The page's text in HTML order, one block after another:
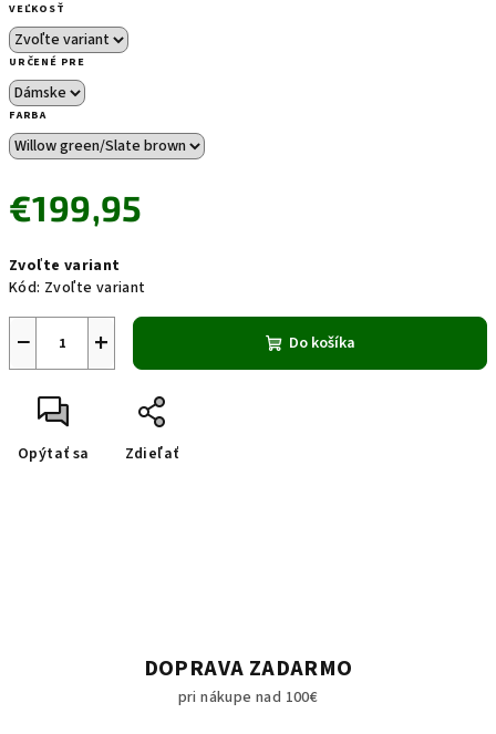
VEĽKOSŤ
URČENÉ PRE
FARBA
€199,95
cena:
Zvoľte variant
Kód: Zvoľte variant
+
− Do košíka
Opýtať sa Zdieľať
DOPRAVA ZADARMO
pri nákupe nad 100€